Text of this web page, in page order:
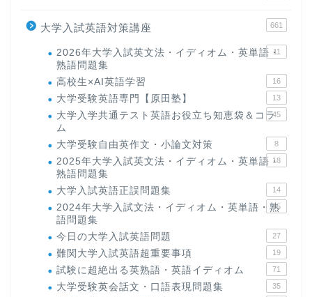
大学入試英語対策講座 661
2026年大学入試英文法・イディオム・英単語・
熟語問題集
11
高校生×AI英語学習 16
大学受験英語専門【原田塾】 13
大学入学共通テスト英語お役立ち知恵袋＆コラ
ム
45
大学受験自由英作文・小論文対策 8
2025年大学入試英文法・イディオム・英単語・
熟語問題集
18
大学入試英語正誤問題集 14
2024年大学入試文法・イディオム・英単語・熟
語問題集
15
今日の大学入試英語問題 27
難関大学入試英語超重要事項 19
試験に超絶出る英熟語・英語イディオム 71
大学受験英会話文・口語表現問題集 35